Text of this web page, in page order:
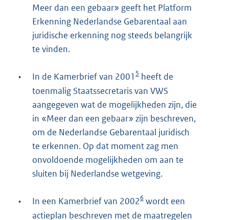
Meer dan een gebaar» geeft het Platform
Erkenning Nederlandse Gebarentaal aan
juridische erkenning nog steeds belangrijk
te vinden.
• In de Kamerbrief van 2001 5 heeft de
toenmalig Staatssecretaris van VWS
aangegeven wat de mogelijkheden zijn, die
in «Meer dan een gebaar» zijn beschreven,
om de Nederlandse Gebarentaal juridisch
te erkennen. Op dat moment zag men
onvoldoende mogelijkheden om aan te
sluiten bij Nederlandse wetgeving.
• In een Kamerbrief van 20026 wordt een
actieplan beschreven met de maatregelen